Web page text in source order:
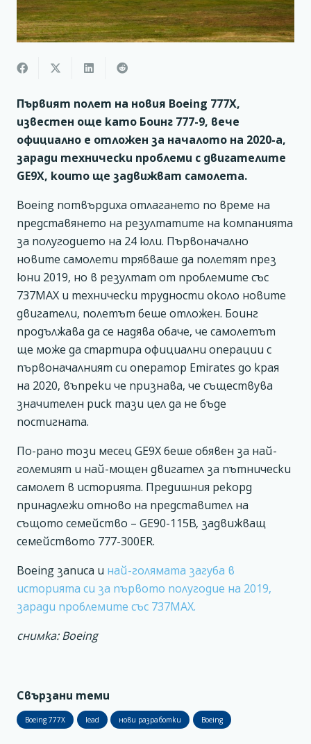
Първият полет на новия Boeing 777X,
известен още като Боинг 777-9, вече
официално е отложен за началото на 2020-а,
заради технически проблеми с двигателите
GE9X, които ще задвижват самолета.
Boeing потвърдиха отлагането по време на
представянето на резултатите на компанията
за полугодието на 24 юли. Първоначално
новите самолети трябваше да полетят през
юни 2019, но в резултат от проблемите със
737МАХ и технически трудности около новите
двигатели, полетът беше отложен. Боинг
продължава да се надява обаче, че самолетът
ще може да стартира официални операции с
първоначалният си оператор Emirates до края
на 2020, въпреки че признава, че съществува
значителен риск тази цел да не бъде
постигната.
По-рано този месец GE9X беше обявен за най-
големият и най-мощен двигател за пътнически
самолет в историята. Предишния рекорд
принадлежи отново на представител на
същото семейство – GE90-115B, задвижващ
семейството 777-300ER.
Boeing записа и най-голямата загуба в
историята си за първото полугодие на 2019,
заради проблемите със 737МАХ.
снимка: Boeing
Свързани теми
Boeing 777X lead нови разработки Boeing